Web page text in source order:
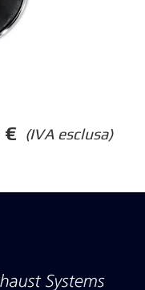
(IVA esclusa)
€